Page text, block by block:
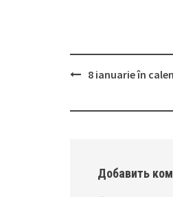
navigation
8 ianuarie în
Добавить